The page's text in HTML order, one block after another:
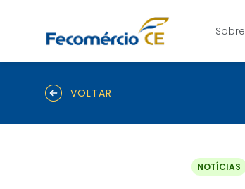
Sobre
VOLTAR
NOTÍCIAS